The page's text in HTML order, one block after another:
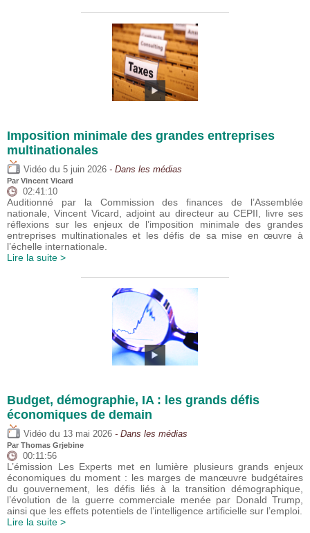
Imposition minimale des grandes entreprises
multinationales
Vidéo du 5 juin 2026 - Dans les médias
Par Vincent Vicard
02:41:10
Auditionné par la Commission des finances de l’Assemblée
nationale, Vincent Vicard, adjoint au directeur au CEPII, livre ses
réflexions sur les enjeux de l’imposition minimale des grandes
entreprises multinationales et les défis de sa mise en œuvre à
l’échelle internationale.
Lire la suite >
Budget, démographie, IA : les grands défis
économiques de demain
Vidéo du 13 mai 2026 - Dans les médias
Par Thomas Grjebine
00:11:56
L’émission Les Experts met en lumière plusieurs grands enjeux
économiques du moment : les marges de manœuvre budgétaires
du gouvernement, les défis liés à la transition démographique,
l’évolution de la guerre commerciale menée par Donald Trump,
ainsi que les effets potentiels de l’intelligence artificielle sur l’emploi.
Lire la suite >